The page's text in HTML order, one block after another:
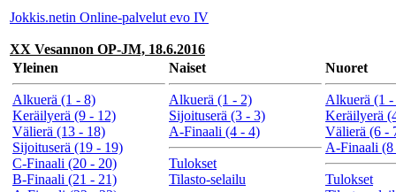
Jokkis.netin Online-palvelut evo IV
XX Vesannon OP-JM, 18.6.2016
Yleinen
Alkuerä (1 - 8)
Keräilyerä (9 - 12)
Välierä (13 - 18)
Sijoituserä (19 - 19)
C-Finaali (20 - 20)
B-Finaali (21 - 21)
Naiset
Alkuerä (1 - 2)
Sijoituserä (3 - 3)
A-Finaali (4 - 4)
Tulokset
Tilasto-selailu
Nuoret
Alkuerä (1 -
Keräilyerä
Välierä (6 -
A-Finaali (8
Tulokset